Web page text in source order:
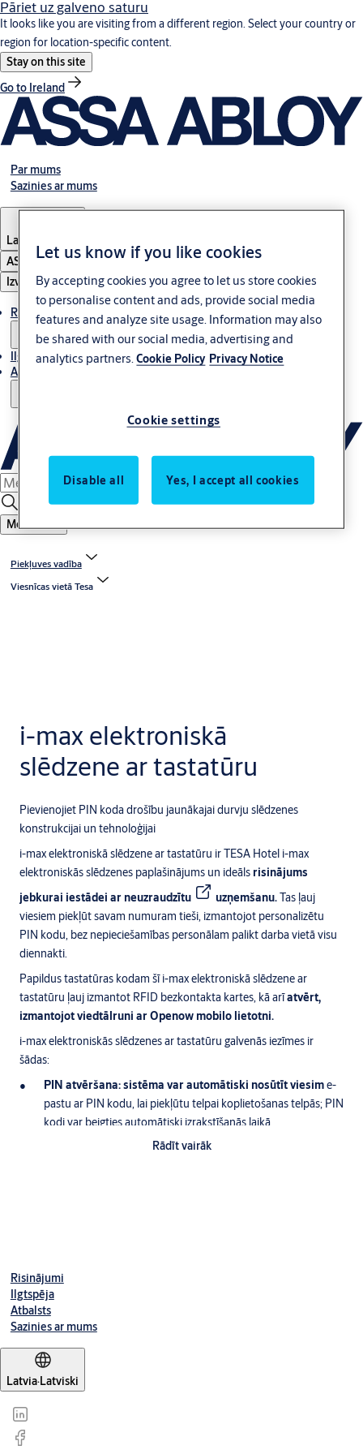
Pāriet uz galveno saturu
It looks like you are visiting from a different region. Select your country or
region for location-specific content.
Stay on this site
Go to Ireland
Par mums
Sazinies ar mums
Latvia
ASSA ABLOY Group
Izvēlne
Risinājumi
Ilgtspēja
Atbalsts
Meklēšana
Piekļuves vadība
Viesnīcas vietā Tesa
i-max elektroniskā
slēdzene ar tastatūru
Pievienojiet PIN koda drošību jaunākajai durvju slēdzenes
konstrukcijai un tehnoloģijai
i-max elektroniskā slēdzenear tastatūru ir TESA Hotel i-max
elektroniskās slēdzenes paplašinājums un ideāls risinājums
jebkurai iestādei ar neuzraudzītu
uzņemšanu.Tas ļauj
viesiem piekļūt savam numuram tieši, izmantojot personalizētu
PIN kodu, bez nepieciešamības personālam palikt darba vietā visu
diennakti.
Papildus tastatūras kodam šī i-max elektroniskā slēdzene ar
tastatūru ļauj izmantot RFID bezkontakta kartes, kā arīatvērt,
izmantojot viedtālruni ar Openow mobilo lietotni.
i-max elektroniskās slēdzenes ar tastatūru galvenās iezīmes ir
šādas:
PIN atvēršana: sistēma var automātiski nosūtīt viesime-
pastu ar PIN kodu, lai piekļūtu telpai koplietošanas telpās; PIN
kodi var beigties automātiski izrakstīšanās laikā
Viedtālruņa atvēršana:TESA Hotel programmatūra
pašprogrammēšana, izmantojot bloķēšanas tastatūru, ir
vienkāršākais un lētākais pārvaldības risinājums - bez
programmatūras, kas jāinstalē; komplekts ļauj reģistrēt un
atcelt līdz 500 bezkontakta kartēm un līdz 100 PIN kodiem
(4-6 cipariem).
Rādīt vairāk
Risinājumi
Ilgtspēja
Atbalsts
Sazinies ar mums
Latvia·Latviski
Let us know if you like cookies
By accepting cookies you agree to let us store cookies
to personalise content and ads, provide social media
features and analyze site usage. Information may also
be shared with our social media, advertising and
analytics partners.Cookie Policy Privacy Notice
Cookie settings
Disable all Yes, I accept all cookies